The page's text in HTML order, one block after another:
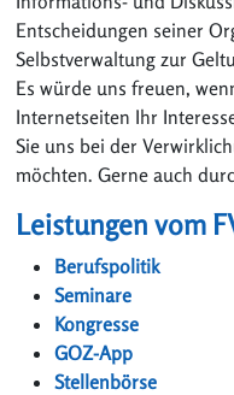
Entscheidungen seiner
Selbstverwaltung zur
Es würde uns freuen,
Internetseiten Ihr
Sie uns bei der
möchten. Gerne auch
Leistungen vom
Berufspolitik
Seminare
Kongresse
GOZ-App
Stellenbörse